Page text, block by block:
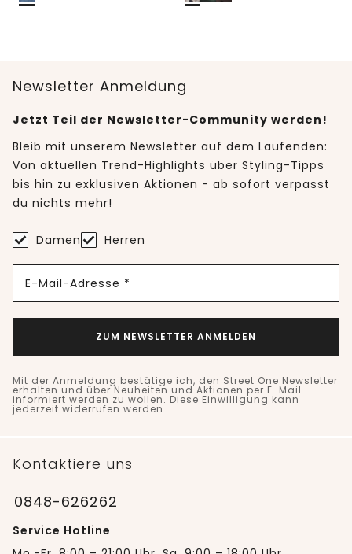
Newsletter Anmeldung
Jetzt Teil der Newsletter-Community werden!
Bleib mit unserem Newsletter auf dem Laufenden:
Von aktuellen Trend-Highlights über Styling-Tipps
bis hin zu exklusiven Aktionen - ab sofort verpasst
du nichts mehr!
Damen Herren
E-Mail-Adresse *
ZUM NEWSLETTER ANMELDEN
Mit der Anmeldung bestätige ich, den Street One Newsletter
erhalten und über Neuheiten und Aktionen per E-Mail
informiert werden zu wollen. Diese Einwilligung kann
jederzeit widerrufen werden.
Kontaktiere uns
0848-626262
Service Hotline